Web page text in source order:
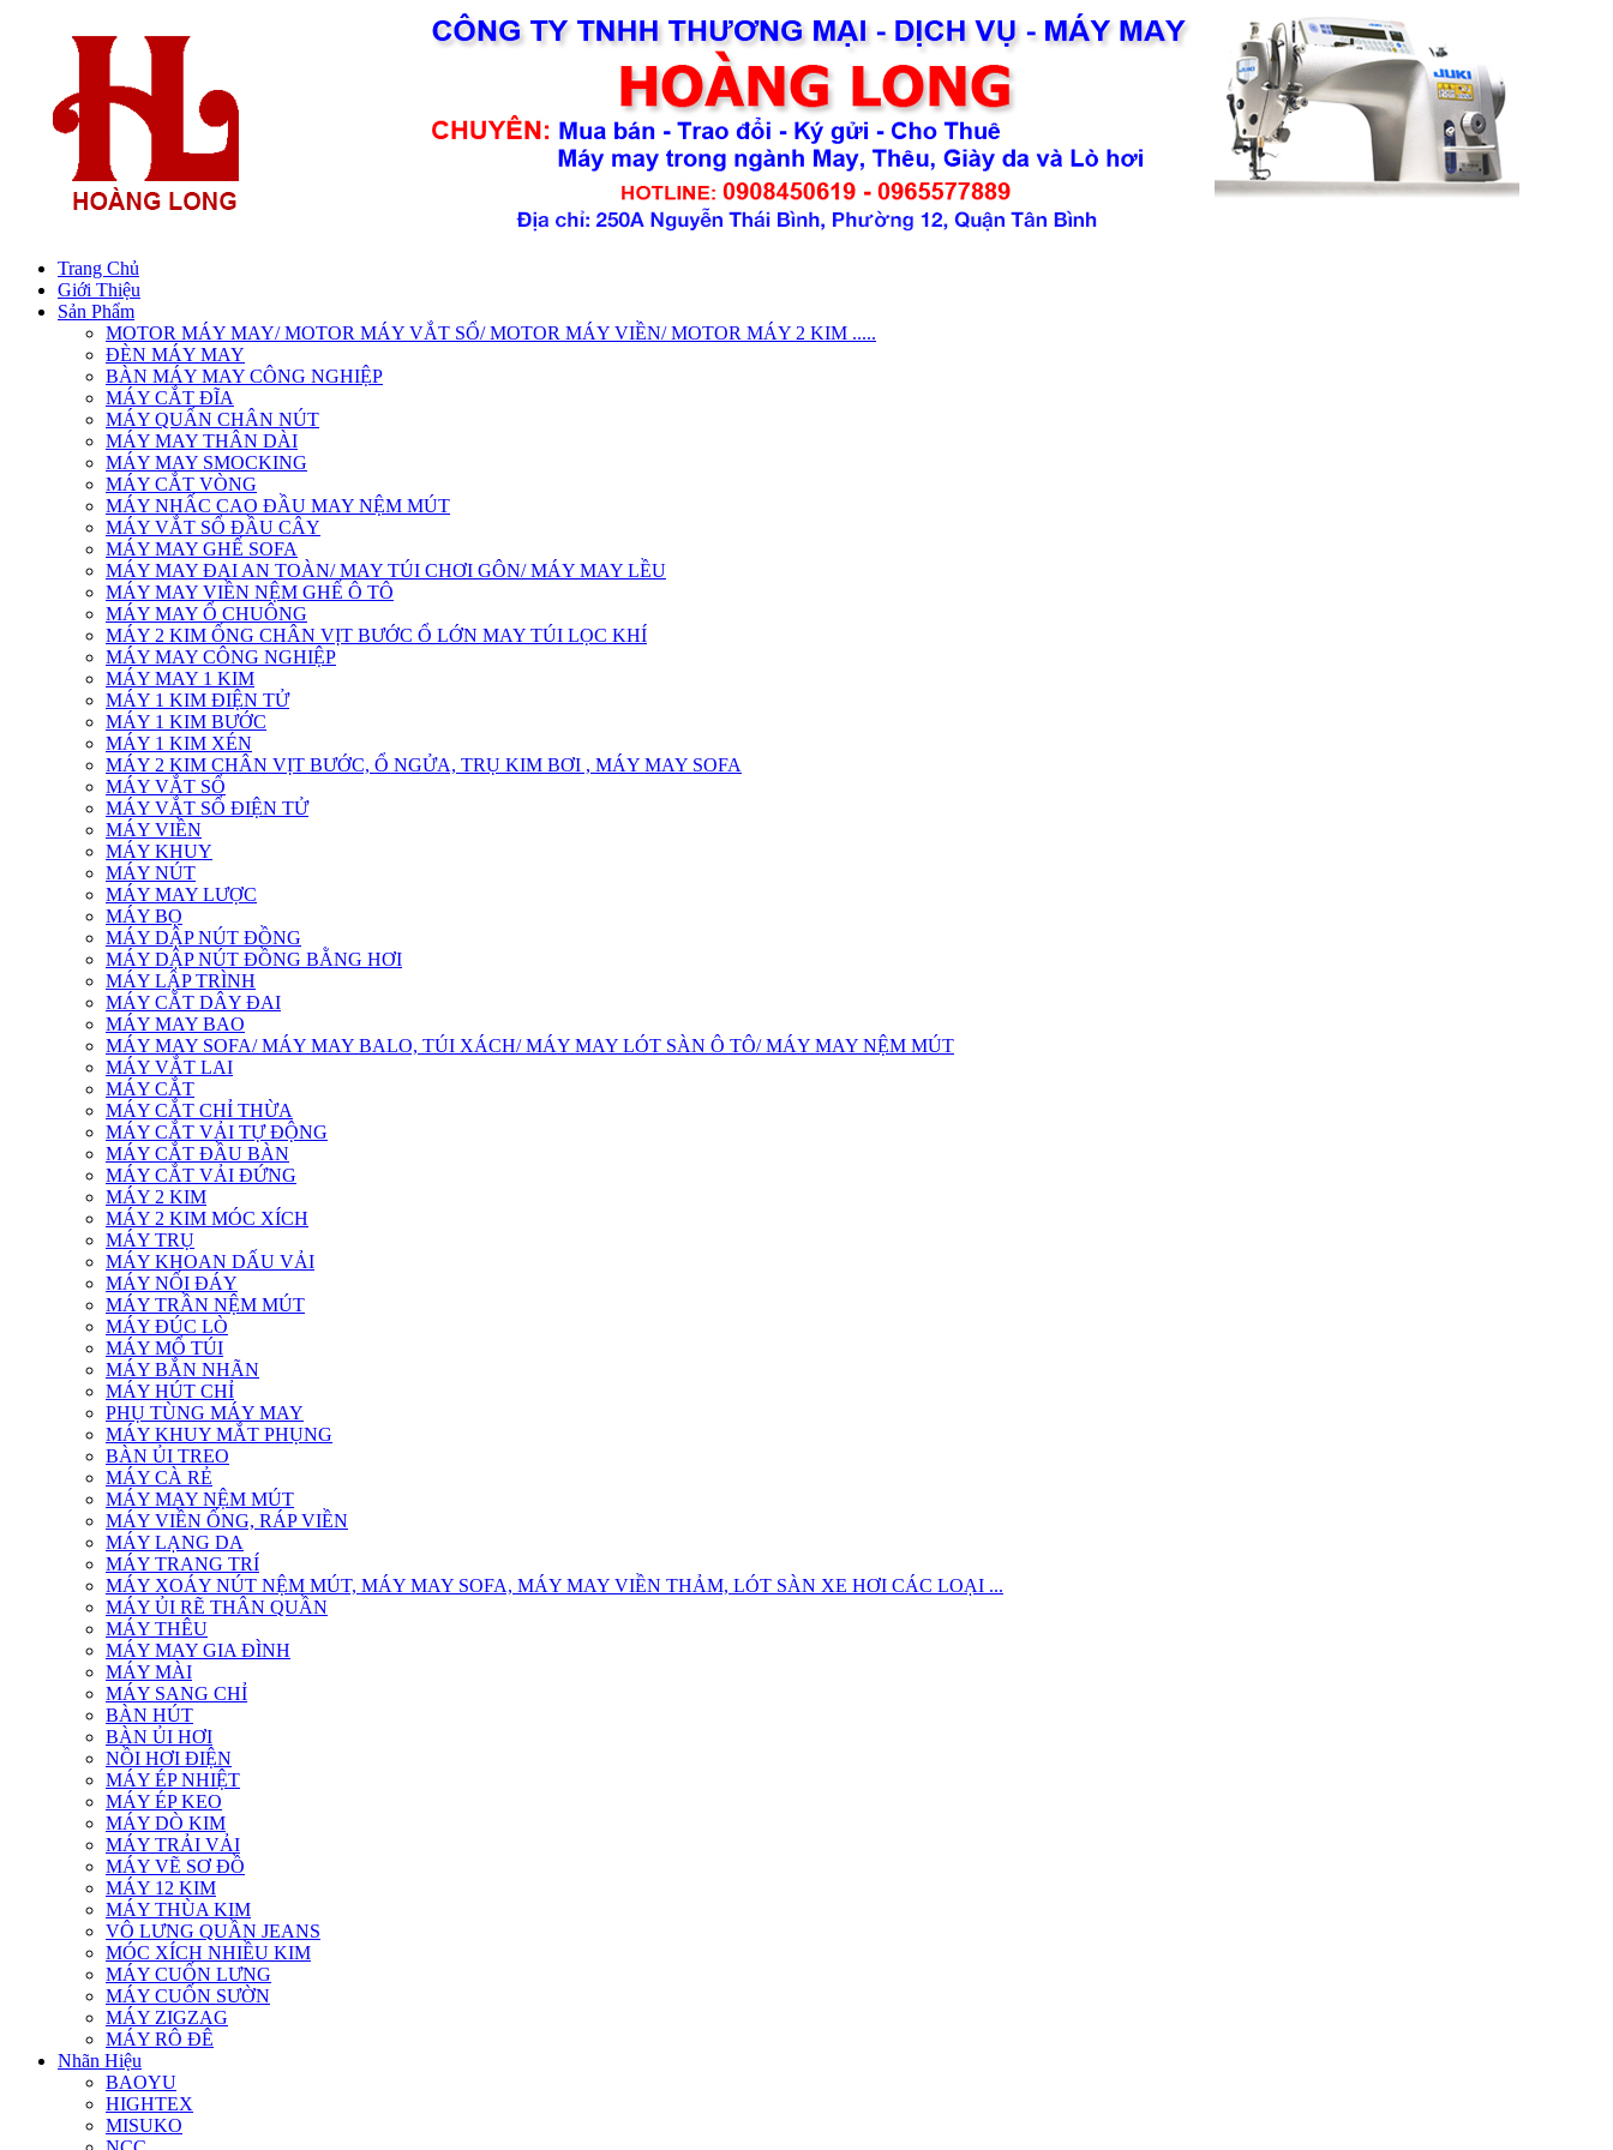
Trang Chủ
Giới Thiệu
Sản Phẩm
MOTOR MÁY MAY/ MOTOR MÁY VẮT SỔ/ MOTOR MÁY VIỀN/ MOTOR MÁY 2 KIM .....
ĐÈN MÁY MAY
BÀN MÁY MAY CÔNG NGHIỆP
MÁY CẮT ĐĨA
MÁY QUẤN CHÂN NÚT
MÁY MAY THÂN DÀI
MÁY MAY SMOCKING
MÁY CẮT VÒNG
MÁY NHẤC CAO ĐẦU MAY NỆM MÚT
MÁY VẮT SỔ ĐẦU CÂY
MÁY MAY GHẾ SOFA
MÁY MAY ĐAI AN TOÀN/ MAY TÚI CHƠI GÔN/ MÁY MAY LỀU
MÁY MAY VIỀN NỆM GHẾ Ô TÔ
MÁY MAY Ổ CHUÔNG
MÁY 2 KIM ỐNG CHÂN VỊT BƯỚC Ổ LỚN MAY TÚI LỌC KHÍ
MÁY MAY CÔNG NGHIỆP
MÁY MAY 1 KIM
MÁY 1 KIM ĐIỆN TỬ
MÁY 1 KIM BƯỚC
MÁY 1 KIM XÉN
MÁY 2 KIM CHÂN VỊT BƯỚC, Ổ NGỬA, TRỤ KIM BƠI , MÁY MAY SOFA
MÁY VẮT SỔ
MÁY VẮT SỔ ĐIỆN TỬ
MÁY VIỀN
MÁY KHUY
MÁY NÚT
MÁY MAY LƯỢC
MÁY BỌ
MÁY DẬP NÚT ĐỒNG
MÁY DẬP NÚT ĐỒNG BẰNG HƠI
MÁY LẬP TRÌNH
MÁY CẮT DÂY ĐAI
MÁY MAY BAO
MÁY MAY SOFA/ MÁY MAY BALO, TÚI XÁCH/ MÁY MAY LÓT SÀN Ô TÔ/ MÁY MAY NỆM MÚT
MÁY VẮT LAI
MÁY CẮT
MÁY CẮT CHỈ THỪA
MÁY CẮT VẢI TỰ ĐỘNG
MÁY CẮT ĐẦU BÀN
MÁY CẮT VẢI ĐỨNG
MÁY 2 KIM
MÁY 2 KIM MÓC XÍCH
MÁY TRỤ
MÁY KHOAN DẤU VẢI
MÁY NỐI ĐÁY
MÁY TRẦN NỆM MÚT
MÁY ĐÚC LÒ
MÁY MỔ TÚI
MÁY BẮN NHÃN
MÁY HÚT CHỈ
PHỤ TÙNG MÁY MAY
MÁY KHUY MẮT PHỤNG
BÀN ỦI TREO
MÁY CÀ RẺ
MÁY MAY NỆM MÚT
MÁY VIỀN ỐNG, RÁP VIỀN
MÁY LẠNG DA
MÁY TRANG TRÍ
MÁY XOÁY NÚT NỆM MÚT, MÁY MAY SOFA, MÁY MAY VIỀN THẢM, LÓT SÀN XE HƠI CÁC LOẠI ...
MÁY ỦI RẼ THÂN QUẦN
MÁY THÊU
MÁY MAY GIA ĐÌNH
MÁY MÀI
MÁY SANG CHỈ
BÀN HÚT
BÀN ỦI HƠI
NỒI HƠI ĐIỆN
MÁY ÉP NHIỆT
MÁY ÉP KEO
MÁY DÒ KIM
MÁY TRẢI VẢI
MÁY VẼ SƠ ĐỒ
MÁY 12 KIM
MÁY THÙA KIM
VÔ LƯNG QUẦN JEANS
MÓC XÍCH NHIỀU KIM
MÁY CUỐN LƯNG
MÁY CUỐN SƯỜN
MÁY ZIGZAG
MÁY RÔ ĐÊ
Nhãn Hiệu
BAOYU
HIGHTEX
MISUKO